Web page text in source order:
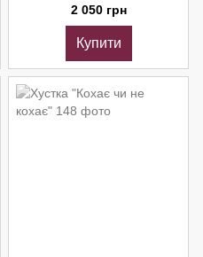
2 050 грн
Купити